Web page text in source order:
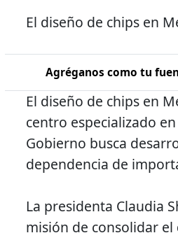
El diseño de chips en
Agréganos como tu
El diseño de chips en
centro especializado
Gobierno busca
dependencia de
La presidenta Claudia
misión de consolidar